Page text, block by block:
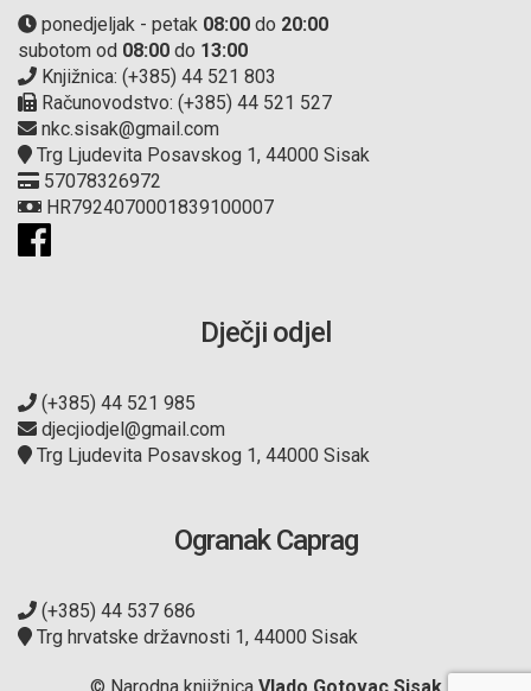
ponedjeljak - petak 08:00 do 20:00
subotom od 08:00 do 13:00
Knjižnica: (+385) 44 521 803
Računovodstvo: (+385) 44 521 527
nkc.sisak@gmail.com
Trg Ljudevita Posavskog 1, 44000 Sisak
57078326972
HR7924070001839100007
Dječji odjel
(+385) 44 521 985
djecjiodjel@gmail.com
Trg Ljudevita Posavskog 1, 44000 Sisak
Ogranak Caprag
(+385) 44 537 686
Trg hrvatske državnosti 1, 44000 Sisak